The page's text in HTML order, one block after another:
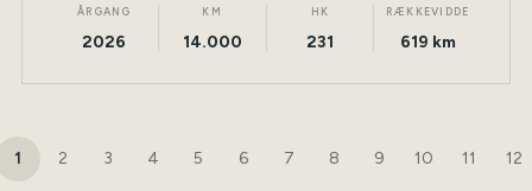
ÅRGANG
2026
KM
14.000
HK
231
RÆKKEVIDDE
619 km
1 2 3 4 5 6 7 8 9 10 11 12